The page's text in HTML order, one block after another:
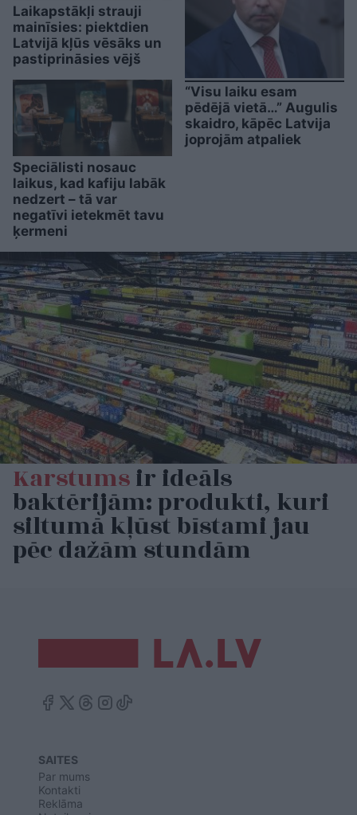
Laikapstākļi strauji
mainīsies: piektdien
Latvijā kļūs vēsāks un
pastiprināsies vējš
Speciālisti nosauc
laikus, kad kafiju labāk
nedzert – tā var
negatīvi ietekmēt tavu
ķermeni
“Visu laiku esam
pēdējā vietā…” Augulis
skaidro, kāpēc Latvija
joprojām atpaliek
Karstumsir ideāls
baktērijām: produkti, kuri
siltumā kļūst bīstami jau
pēc dažām stundām
SAITES
Par mums
Kontakti
Reklāma